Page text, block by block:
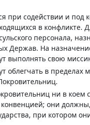
при содействии и
в конфликте.
персонала,
Держав. На
выполнять свою
облегчать в пределах
ни в коем
они
при котором